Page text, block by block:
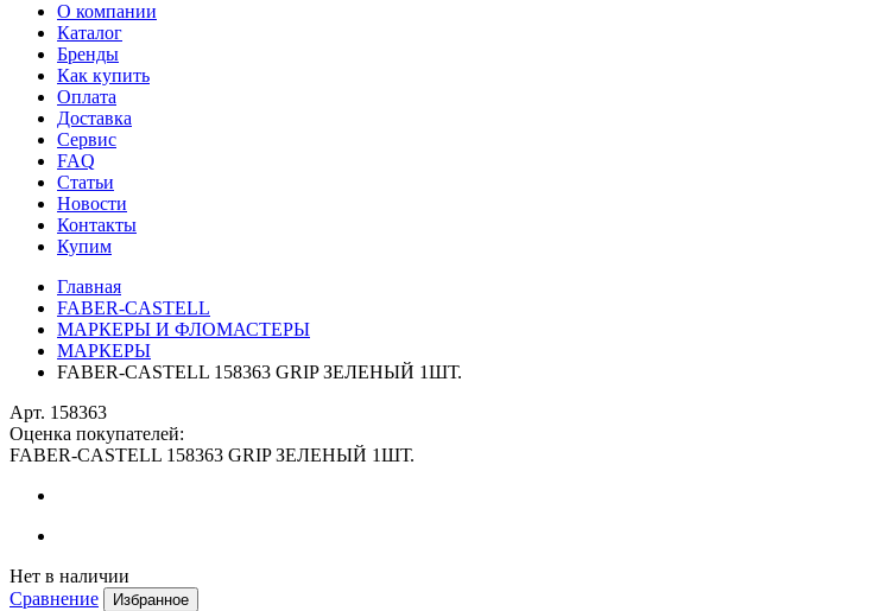
О компании
Каталог
Бренды
Как купить
Оплата
Доставка
Сервис
FAQ
Статьи
Новости
Контакты
Купим
Главная
FABER-CASTELL
МАРКЕРЫ И ФЛОМАСТЕРЫ
МАРКЕРЫ
FABER-CASTELL 158363 GRIP ЗЕЛЕНЫЙ 1ШТ.
Арт. 158363
Оценка покупателей:
FABER-CASTELL 158363 GRIP ЗЕЛЕНЫЙ 1ШТ.
Нет в наличии
Сравнение
Избранное